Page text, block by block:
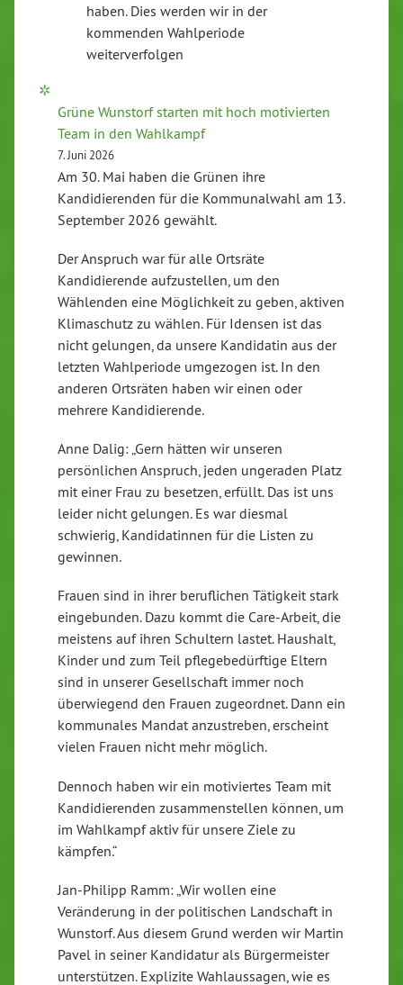
haben. Dies werden wir in der
kommenden Wahlperiode
weiterverfolgen
Grüne Wunstorf starten mit hoch motivierten
Team in den Wahlkampf
7. Juni 2026
Am 30. Mai haben die Grünen ihre
Kandidierenden für die Kommunalwahl am 13.
September 2026 gewählt.
Der Anspruch war für alle Ortsräte
Kandidierende aufzustellen, um den
Wählenden eine Möglichkeit zu geben, aktiven
Klimaschutz zu wählen. Für Idensen ist das
nicht gelungen, da unsere Kandidatin aus der
letzten Wahlperiode umgezogen ist. In den
anderen Ortsräten haben wir einen oder
mehrere Kandidierende.
Anne Dalig: „Gern hätten wir unseren
persönlichen Anspruch, jeden ungeraden Platz
mit einer Frau zu besetzen, erfüllt. Das ist uns
leider nicht gelungen. Es war diesmal
schwierig, Kandidatinnen für die Listen zu
gewinnen.
Frauen sind in ihrer beruflichen Tätigkeit stark
eingebunden. Dazu kommt die Care-Arbeit, die
meistens auf ihren Schultern lastet. Haushalt,
Kinder und zum Teil pflegebedürftige Eltern
sind in unserer Gesellschaft immer noch
überwiegend den Frauen zugeordnet. Dann ein
kommunales Mandat anzustreben, erscheint
vielen Frauen nicht mehr möglich.
Dennoch haben wir ein motiviertes Team mit
Kandidierenden zusammenstellen können, um
im Wahlkampf aktiv für unsere Ziele zu
kämpfen.“
Jan-Philipp Ramm: „Wir wollen eine
Veränderung in der politischen Landschaft in
Wunstorf. Aus diesem Grund werden wir Martin
Pavel in seiner Kandidatur als Bürgermeister
unterstützen. Explizite Wahlaussagen, wie es